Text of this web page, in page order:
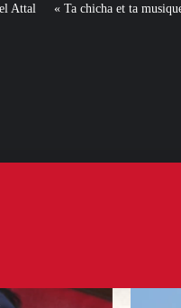
on n’en veut pas » : la